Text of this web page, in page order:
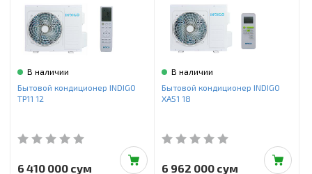
В наличии
Бытовой кондиционер INDIGO
TP11 12
6 410 000 сум
В наличии
Бытовой кондиционер INDIGO
XA51 18
6 962 000 сум